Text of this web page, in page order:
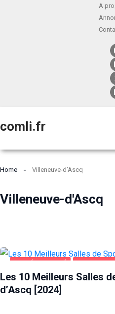
A
comli.fr
Home Villeneuve-d’Ascq
Villeneuve-d'Ascq
Les 10 Meilleurs Salles
d’Ascq [2024]